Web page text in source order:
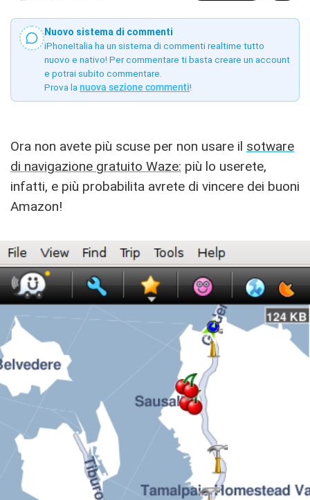
Nuovo sistema di commenti
iPhoneItalia ha un sistema di commenti realtime tutto
nuovo e nativo! Per commentare ti basta creare un account
e potrai subito commentare.
Prova la nuova sezione commenti!
Ora non avete più scuse per non usare il sotware
di navigazione gratuito Waze: più lo userete,
infatti, e più probabilita avrete di vincere dei buoni
Amazon!